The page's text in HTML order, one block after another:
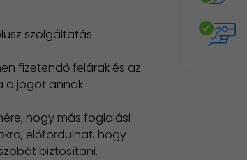
szolgáltatás
fizetendő felárak és az
a jogot annak
hogy más foglalási
előfordulhat, hogy
biztosítani.